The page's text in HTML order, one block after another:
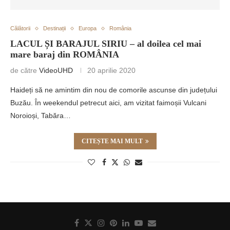
Călătorii Destinații Europa România
LACUL ȘI BARAJUL SIRIU – al doilea cel mai
mare baraj din ROMÂNIA
de către VideoUHD 20 aprilie 2020
Haideți să ne amintim din nou de comorile ascunse din județului
Buzău. În weekendul petrecut aici, am vizitat faimoșii Vulcani
Noroioși, Tabăra…
CITEȘTE MAI MULT